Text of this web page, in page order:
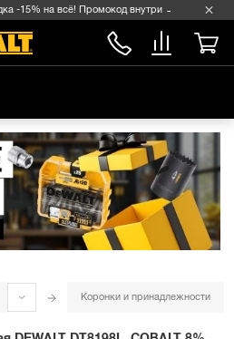
-15% на всё! Промокод внутри →
Коронки и принадлежности